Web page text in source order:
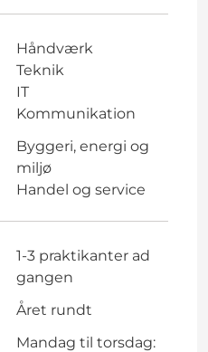
Håndværk
Teknik
IT
Kommunikation
Byggeri, energi og
miljø
Handel og service
1-3 praktikanter ad
gangen
Året rundt
Mandag til torsdag: